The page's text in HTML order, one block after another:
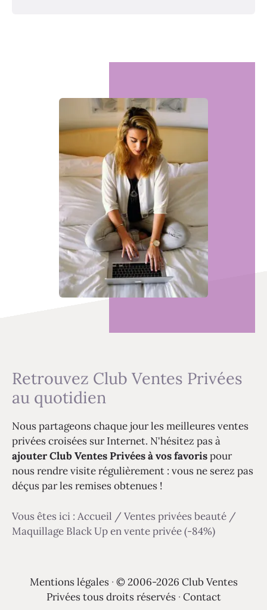
Retrouvez Club Ventes Privées
au quotidien
Nous partageons chaque jour les meilleures ventes
privées croisées sur Internet. N'hésitez pas à
ajouter Club Ventes Privées à vos favorispour
nous rendre visite régulièrement : vous ne serez pas
déçus par les remises obtenues !
Vous êtes ici : Accueil / Ventes privées beauté /
Maquillage Black Up en vente privée (-84%)
Mentions légales · © 2006-2026 Club Ventes
Privées tous droits réservés · Contact